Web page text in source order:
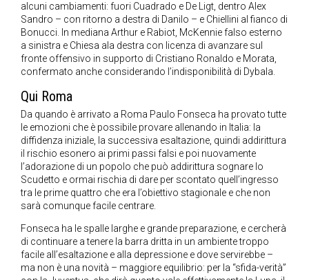
alcuni cambiamenti: fuori Cuadrado e De Ligt, dentro Alex
Sandro – con ritorno a destra di Danilo – e Chiellini al fianco di
Bonucci. In mediana Arthur e Rabiot, McKennie falso esterno
a sinistra e Chiesa ala destra con licenza di avanzare sul
fronte offensivo in supporto di Cristiano Ronaldo e Morata,
confermato anche considerando l’indisponibilità di Dybala.
Qui Roma
Da quando è arrivato a Roma Paulo Fonseca ha provato tutte
le emozioni che è possibile provare allenando in Italia: la
diffidenza iniziale, la successiva esaltazione, quindi addirittura
il rischio esonero ai primi passi falsi e poi nuovamente
l’adorazione di un popolo che può addirittura sognare lo
Scudetto e ormai rischia di dare per scontato quell’ingresso
tra le prime quattro che era l’obiettivo stagionale e che non
sarà comunque facile centrare.
Fonseca ha le spalle larghe e grande preparazione, e cercherà
di continuare a tenere la barra dritta in un ambiente troppo
facile all’esaltazione e alla depressione e dove servirebbe –
ma non è una novità – maggiore equilibrio: per la “sfida-verità”